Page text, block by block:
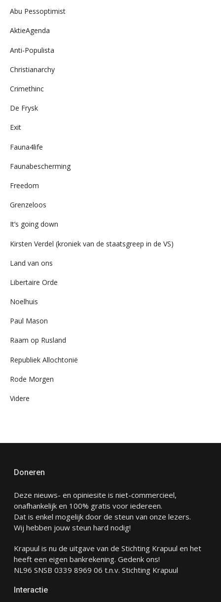
Abu Pessoptimist
AktieAgenda
Anti-Populista
Christianarchy
Crimethinc
De Frysk
Exit
Fauna4life
Faunabescherming
Freedom
Grenzeloos
It’s going down
Kirsten Verdel (kroniek van de staatsgreep in de VS)
Land van ons
Libertaire Orde
Noelhuis
Paul Mason
Raam op Rusland
Republiek Allochtonië
Rode Morgen
Videre
Doneren
Deze nieuws- en opiniesite is niet-commercieel,
onafhankelijk en 100% gratis voor iedereen.
Dat is enkel mogelijk door de steun van onze lezers.
Wij hebben jouw steun hard nodig!
Krapuul is nu de uitgave van de Stichting Krapuul en het
heeft een eigen bankrekening. Gedenk ons!
NL96 SNSB 0339 8969 06 t.n.v. Stichting Krapuul
Interactie